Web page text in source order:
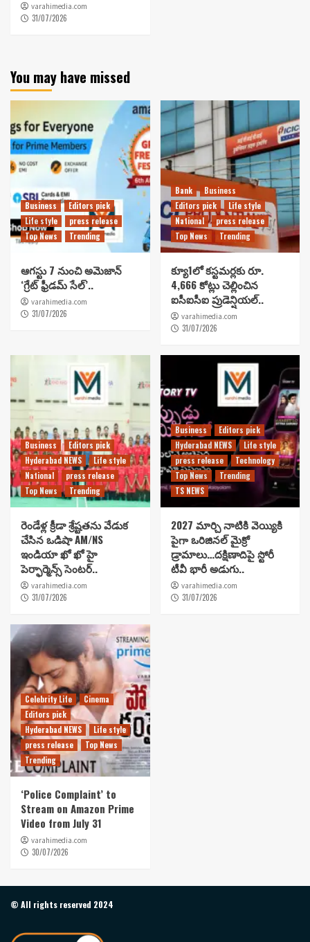
varahimedia.com
31/07/2026
You may have missed
Business
Editors pick
Life style
press release
Top News
Trending
ఆగస్టు 7 నుంచి అమెజాన్
‘గ్రేట్ ఫ్రీడమ్ సేల్’..
varahimedia.com
31/07/2026
Bank
Business
Editors pick
Life style
National
press release
Top News
Trending
క్యూ1లో కస్టమర్లకు రూ.
4,666 కోట్లు చెల్లించిన
ఐసీఐసీఐ ప్రుడెన్షియల్..
varahimedia.com
31/07/2026
Business
Editors pick
Hyderabad NEWS
Life style
National
press release
Top News
Trending
రెండేళ్ల క్రీడా శ్రేష్టతను వేడుక
చేసిన ఒడిషా AM/NS
ఇండియా ఖో ఖో హై
పెర్ఫార్మెన్స్ సెంటర్..
varahimedia.com
31/07/2026
Business
Editors pick
Hyderabad NEWS
Life style
press release
Technology
Top News
Trending
TS NEWS
2027 మార్చి నాటికి వెయ్యికి
పైగా ఒరిజినల్ మైక్రో
డ్రామాలు…దక్షిణాదిపై స్టోరీ
టీవీ భారీ అడుగు..
varahimedia.com
31/07/2026
Celebrity Life
Cinema
Editors pick
Hyderabad NEWS
Life style
press release
Top News
Trending
‘Police Complaint’ to
Stream on Amazon Prime
Video from July 31
varahimedia.com
30/07/2026
© All rights reserved 2024